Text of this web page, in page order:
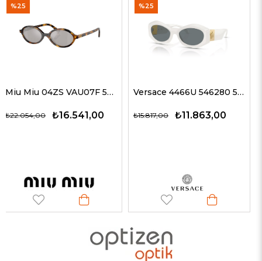
Miu Miu 04ZS VAU07F 50 Kadın Güneş Gözlükleri Versace 4466U 546280 54 G Kadın Güneş Gözlükleri
₺11.863,00
₺15.817,00 ₺19.327,00